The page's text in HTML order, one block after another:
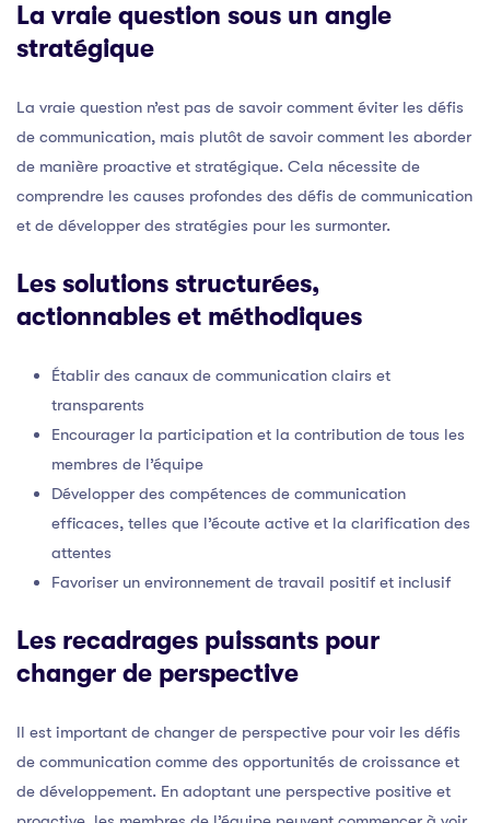
La vraie question sous un angle
stratégique
La vraie question n’est pas de savoir comment éviter les défis
de communication, mais plutôt de savoir comment les aborder
de manière proactive et stratégique. Cela nécessite de
comprendre les causes profondes des défis de communication
et de développer des stratégies pour les surmonter.
Les solutions structurées,
actionnables et méthodiques
Établir des canaux de communication clairs et
transparents
Encourager la participation et la contribution de tous les
membres de l’équipe
Développer des compétences de communication
efficaces, telles que l’écoute active et la clarification des
attentes
Favoriser un environnement de travail positif et inclusif
Les recadrages puissants pour
changer de perspective
Il est important de changer de perspective pour voir les défis
de communication comme des opportunités de croissance et
de développement. En adoptant une perspective positive et